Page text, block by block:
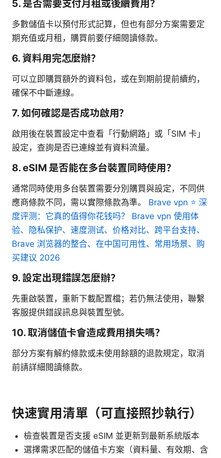
5. 是否需要支付月租或後續費用？
多數儲值卡以預付形式記算，但也有部分方案需要定
期充值或月租，購買前要仔細閱讀條款。
6. 資料用完怎麼辦？
可以立即購買額外的資料包，或在到期前提前續約，
確保不中斷連線。
7. 如何確認是否成功啟用？
啟用後在裝置設定中查看「行動網路」或「SIM 卡」
設定，查詢是否已連線並有資料流量。
8. eSIM 是否能在多台裝置同時使用？
通常同時使用多台裝置需要分別購買與設定，不同供
應商條款不同，需以實際條款為準。 Brave vpn ⭐ 深
度评测：它真的值得你花钱吗？ Brave vpn 使用体
验、隐私保护、速度测试、价格对比、跨平台支持、
Brave 浏览器的整合、在中国可用性、常用场景、购
买建议 2026
9. 設定出現錯誤怎麼辦？
先重啟裝置，重新下載配置檔；若仍無法使用，聯繫
客服提供錯誤訊息與裝置型號。
10. 取消儲值卡會造成費用損失嗎？
部分方案有解約條款或未使用餘額的退款規定，取消
前請詳細閱讀條款。
快速實用清單（可直接照抄執行）
檢查裝置是否支援 eSIM 並更新到最新系統版本
選擇需求匹配的儲值卡方案（資料量、有效期、含